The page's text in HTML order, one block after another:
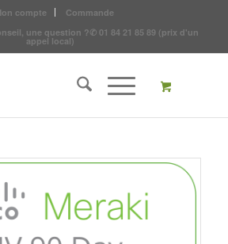
compte
Commande
une question ?✆ 01 84 21 85 89 (prix d'un
appel local)